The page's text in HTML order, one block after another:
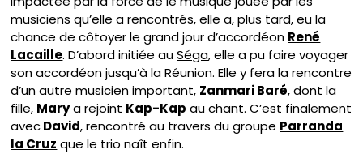
musiciens qu’elle a rencontrés, elle a, plus tard, eu la
chance de côtoyer le grand jour d’accordéon René
Lacaille. D’abord initiée auSéga, elle a pu faire voyager
son accordéon jusqu’à la Réunion. Elle y fera la rencontre
d’un autre musicien important, Zanmari Baré, dont la
fille, Marya rejoint Kap-Kap au chant. C’est finalement
avecDavid, rencontré au travers du groupe Parranda
la Cruz que le trio naît enfin.